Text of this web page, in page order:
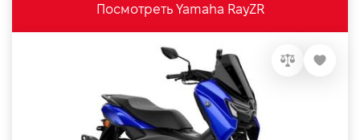
Посмотреть Yamaha RayZR